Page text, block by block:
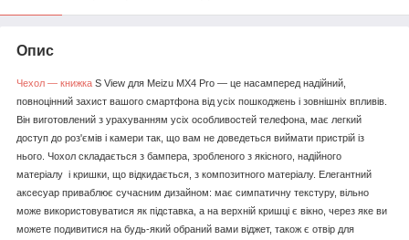
Опис
Чехол ― книжка S View для Meizu MX4 Pro — це насамперед надійний,
повноцінний захист вашого смартфона від усіх пошкоджень і зовнішніх впливів.
Він виготовлений з урахуванням усіх особливостей телефона, має легкий
доступ до роз'ємів і камери так, що вам не доведеться виймати пристрій із
нього. Чохол складається з бампера, зробленого з якісного, надійного
матеріалу і кришки, що відкидається, з композитного матеріалу. Елегантний
аксесуар приваблює сучасним дизайном: має симпатичну текстуру, вільно
може використовуватися як підставка, а на верхній кришці є вікно, через яке ви
можете подивитися на будь-який обраний вами віджет, також є отвір для